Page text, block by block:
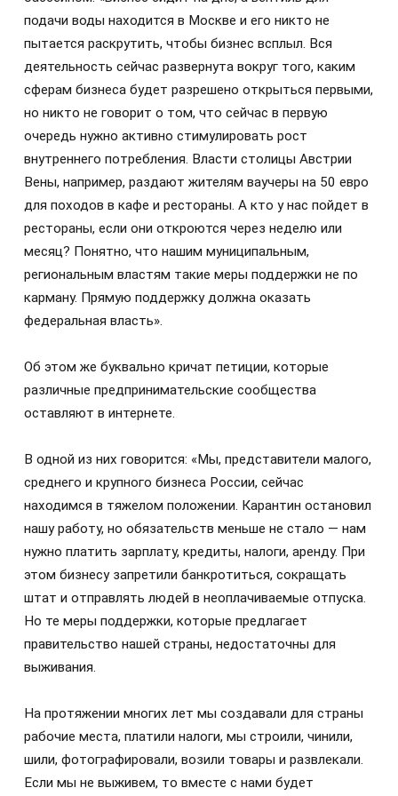
подачи воды находится в Москве и его никто не
пытается раскрутить, чтобы бизнес всплыл. Вся
деятельность сейчас развернута вокруг того, каким
сферам бизнеса будет разрешено открыться первыми,
но никто не говорит о том, что сейчас в первую
очередь нужно активно стимулировать рост
внутреннего потребления. Власти столицы Австрии
Вены, например, раздают жителям ваучеры на 50 евро
для походов в кафе и рестораны. А кто у нас пойдет в
рестораны, если они откроются через неделю или
месяц? Понятно, что нашим муниципальным,
региональным властям такие меры поддержки не по
карману. Прямую поддержку должна оказать
федеральная власть».
Об этом же буквально кричат петиции, которые
различные предпринимательские сообщества
оставляют в интернете.
В одной из них говорится: «Мы, представители малого,
среднего и крупного бизнеса России, сейчас
находимся в тяжелом положении. Карантин остановил
нашу работу, но обязательств меньше не стало — нам
нужно платить зарплату, кредиты, налоги, аренду. При
этом бизнесу запретили банкротиться, сокращать
штат и отправлять людей в неоплачиваемые отпуска.
Но те меры поддержки, которые предлагает
правительство нашей страны, недостаточны для
выживания.
На протяжении многих лет мы создавали для страны
рабочие места, платили налоги, мы строили, чинили,
шили, фотографировали, возили товары и развлекали.
Если мы не выживем, то вместе с нами будет